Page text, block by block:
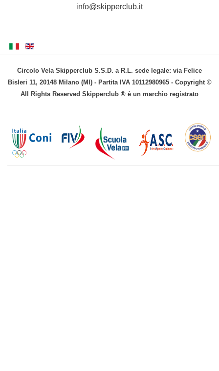
info@skipperclub.it
Circolo Vela Skipperclub S.S.D. a R.L. sede legale: via Felice
Bisleri 11, 20148 Milano (MI) - Partita IVA 10112980965 - Copyright ©
All Rights Reserved Skipperclub ® è un marchio registrato